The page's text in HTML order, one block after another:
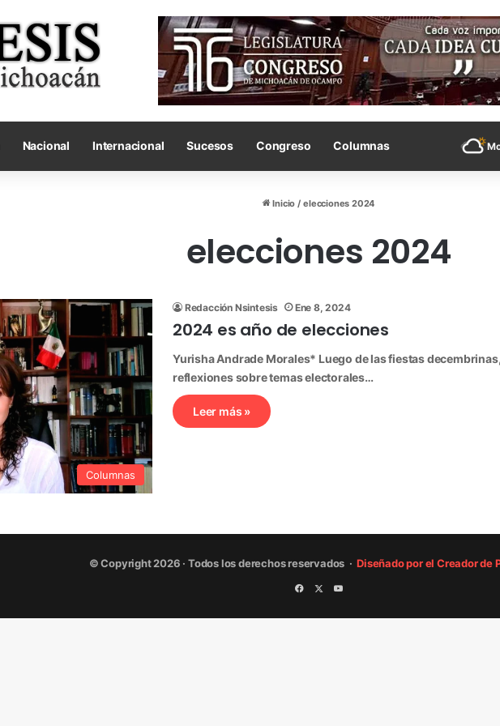
Nacional Internacional Sucesos Congreso Columnas
Inicio / elecciones 2024
elecciones 2024
Columnas
Redacción Nsintesis Ene 8, 2024
2024 es año de elecciones
Yurisha Andrade Morales* Luego de las fiestas
reflexiones sobre temas electorales…
Leer más »
© Copyright 2026 · Todos los derechos reservados ·Diseñado por el Creador de
Facebook
X YouTube